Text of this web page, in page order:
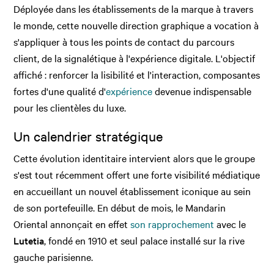
Déployée dans les établissements de la marque à travers
le monde, cette nouvelle direction graphique a vocation à
s'appliquer à tous les points de contact du parcours
client, de la signalétique à l'expérience digitale. L'objectif
affiché : renforcer la lisibilité et l'interaction, composantes
fortes d'une qualité d'expériencedevenue indispensable
pour les clientèles du luxe.
Un calendrier stratégique
Cette évolution identitaire intervient alors que le groupe
s'est tout récemment offert une forte visibilité médiatique
en accueillant un nouvel établissement iconique au sein
de son portefeuille. En début de mois, le Mandarin
Oriental annonçait en effetson rapprochement avec le
Lutetia, fondé en 1910 et seul palace installé sur la rive
gauche parisienne.